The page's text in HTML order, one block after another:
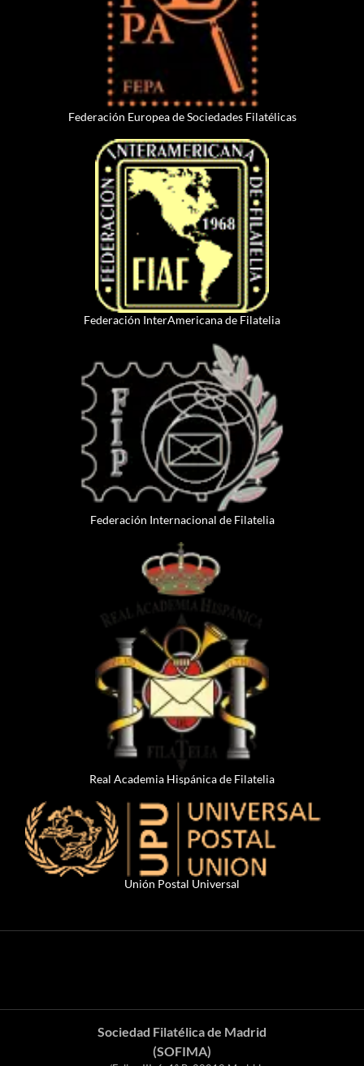
Federación Europea de Sociedades Filatélicas
Federación InterAmericana de Filatelia
Federación Internacional de Filatelia
Real Academia Hispánica de Filatelia
Unión Postal Universal
Sociedad Filatélica de Madrid
(SOFIMA)